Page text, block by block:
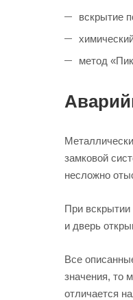
вскрытие
метод
замковой
несложно
При вскрытии
и дверь
Все
значения, то
отличается